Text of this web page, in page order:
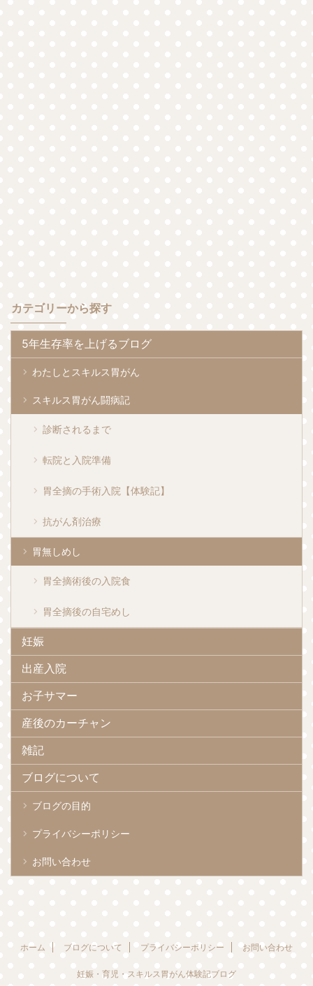
カテゴリーから探す
5年生存率を上げるブログ
わたしとスキルス胃がん
スキルス胃がん闘病記
診断されるまで
転院と入院準備
胃全摘の手術入院【体験記】
抗がん剤治療
胃無しめし
胃全摘術後の入院食
胃全摘後の自宅めし
妊娠
出産入院
お子サマー
産後のカーチャン
雑記
ブログについて
ブログの目的
プライバシーポリシー
お問い合わせ
ホーム ブログについて プライバシーポリシー お問い合わせ
妊娠・育児・スキルス胃がん体験記ブログ